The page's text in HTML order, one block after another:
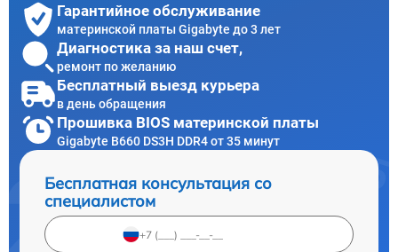
Гарантийное обслуживание
материнской платы Gigabyte до 3 лет
Диагностика за наш счет,
ремонт по желанию
Бесплатный выезд курьера
в день обращения
Прошивка BIOS материнской платы
Gigabyte B660 DS3H DDR4 от 35 минут
Бесплатная консультация со
специалистом